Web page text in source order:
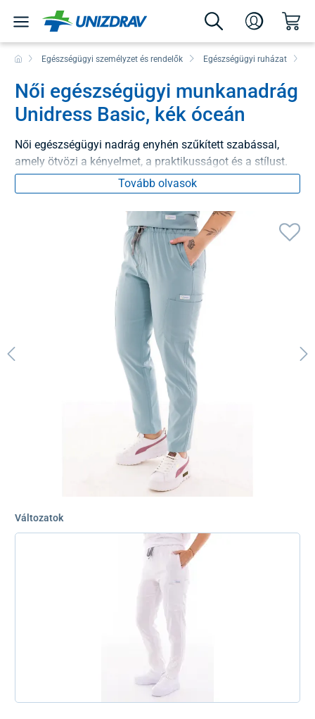
Egészségügyi személyzet és rendelők Egészségügyi ruházat
Női egészségügyi munkanadrág
Unidress Basic, kék óceán
Női egészségügyi nadrág enyhén szűkített szabással,
amely ötvözi a kényelmet, a praktikusságot és a stílust.
Tovább olvasok
Változatok